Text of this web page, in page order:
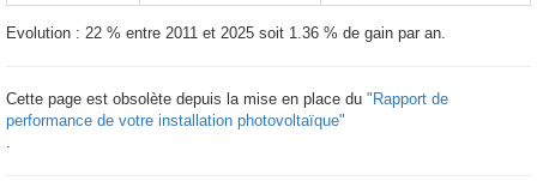
Evolution : 22 % entre 2011 et 2025 soit 1.36 % de gain par an.
Cette page est obsolète depuis la mise en place du "Rapport de
performance de votre installation photovoltaïque"